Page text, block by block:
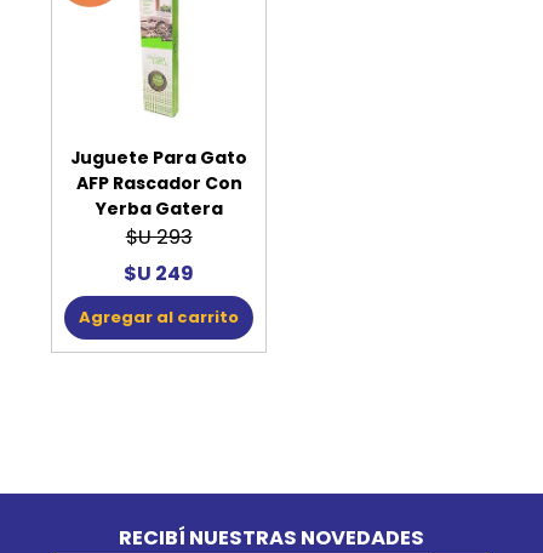
Juguete Para Gato
AFP Rascador Con
Yerba Gatera
$U 293
$U 249
Agregar al carrito
RECIBÍ NUESTRAS NOVEDADES